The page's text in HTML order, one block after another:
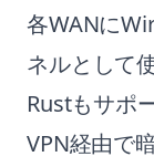
各WANに
ネルとして
Rustもサポ
VPN経由で